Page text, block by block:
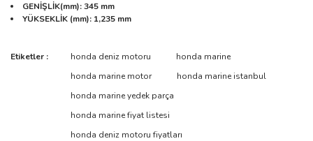
GENİŞLİK(mm): 345 mm
YÜKSEKLİK (mm): 1,235 mm
Bu ürüne ilk yorumu siz yapın!
Yorum Yaz
Bu ürünün fiyat bilgisi, resim, ürün açıklamalarında ve diğer
tarafımıza iletebilirsiniz.
Görüş ve önerileriniz için teşekkür ederiz.
Ürün resmi kalitesiz, bozuk veya görüntülenemiyor.
Etiketler : honda deniz motoru
honda marine
honda marine motor
honda marine istanbul
honda marine yedek parça
honda marine fiyat listesi
honda deniz motoru fiyatları